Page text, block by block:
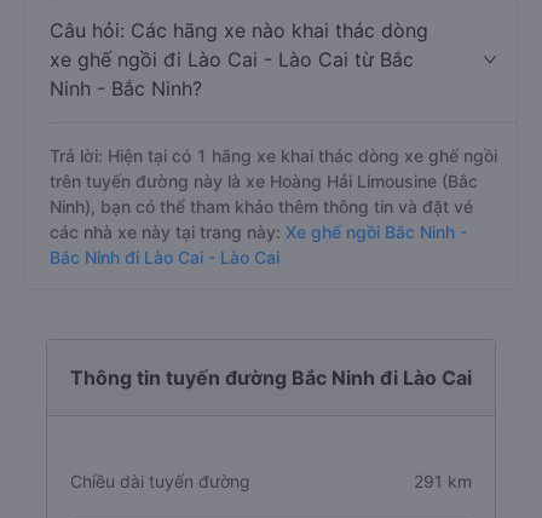
Câu hỏi: Các hãng xe nào khai thác dòng
xe ghế ngồi đi Lào Cai - Lào Cai từ Bắc
Ninh - Bắc Ninh?
Trả lời: Hiện tại có 1 hãng xe khai thác dòng xe ghế ngồi
trên tuyến đường này là xe Hoàng Hải Limousine (Bắc
Ninh), bạn có thể tham khảo thêm thông tin và đặt vé
các nhà xe này tại trang này: Xe ghế ngồi Bắc Ninh -
Bắc Ninh đi Lào Cai - Lào Cai
Thông tin tuyến đường Bắc Ninh đi Lào Cai
Chiều dài tuyến đường 291 km